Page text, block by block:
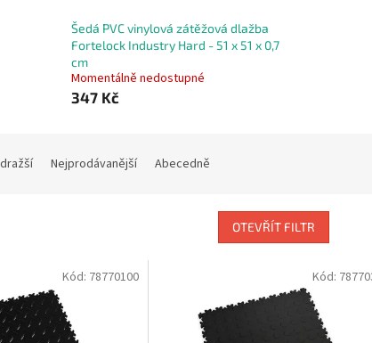
Šedá PVC vinylová zátěžová dlažba
Fortelock Industry Hard - 51 x 51 x 0,7
cm
Momentálně nedostupné
347 Kč
Nejprodávanější Abecedně
OTEVŘÍT FILTR
Kód: 78770100 Kód: